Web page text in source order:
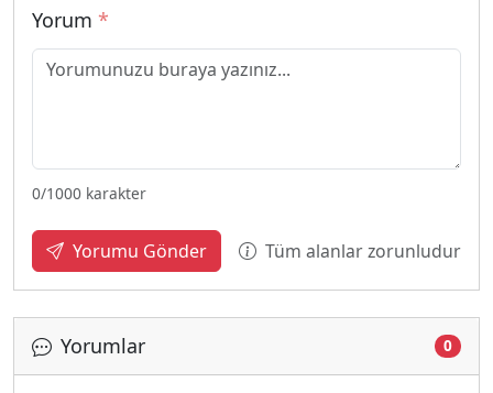
Yorum *
0/1000 karakter
Yorumu Gönder Tüm alanlar zorunludur
Yorumlar 0